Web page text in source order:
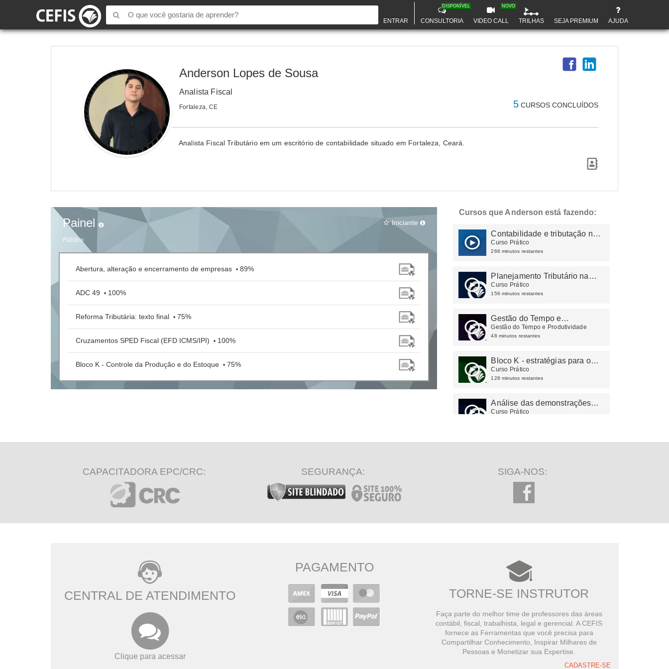
ENTRAR CONSULTORIA
DISPONÍVEL
VIDEO CALL
NOVO
TRILHAS SEJA PREMIUM AJUDA
Anderson Lopes de Sousa
Analista Fiscal
Fortaleza, CE 5 CURSOS CONCLUÍDOS
Analista Fiscal Tributário em um escritório de contabilidade situado em Fortaleza, Ceará.
Painel
Público
star_border Iniciante
Abertura, alteração e encerramento de empresas • 89%
ADC 49 • 100%
Reforma Tributária: texto final • 75%
Cruzamentos SPED Fiscal (EFD ICMS/IPI) • 100%
Bloco K - Controle da Produção e do Estoque • 75%
Cursos que Anderson está fazendo:
Contabilidade e tributação na
construção civil e atividades
imobiliárias
Curso Prático
266 minutos restantes
Planejamento Tributário na
prática
Curso Prático
156 minutos restantes
Gestão do Tempo e
Produtividade
Gestão do Tempo e Produtividade
48 minutos restantes
Bloco K - estratégias para o
escritório contábil
Curso Prático
128 minutos restantes
Análise das demonstrações
financeiras
Curso Prático
CPC 23 - Políticas Contábeis,
Retificação de Erro
porte nos termos da Lei 11.638/07
65 minutos restantes
CAPACITADORA EPC/CRC: SEGURANÇA: SIGA-NOS:
CENTRAL DE ATENDIMENTO
Clique para acessar
PAGAMENTO
TORNE-SE INSTRUTOR
Faça parte do melhor time de professores das áreas
contábil, fiscal, trabalhista, legal e gerencial. A CEFIS
fornece as Ferramentas que você precisa para
Compartilhar Conhecimento, Inspirar Milhares de
Pessoas e Monetizar sua Expertise.
CADASTRE-SE